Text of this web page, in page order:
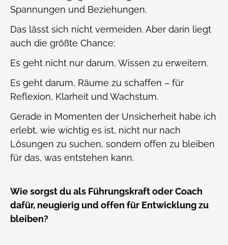
Spannungen und Beziehungen.
Das lässt sich nicht vermeiden. Aber darin liegt
auch die größte Chance:
Es geht nicht nur darum, Wissen zu erweitern.
Es geht darum, Räume zu schaffen – für
Reflexion, Klarheit und Wachstum.
Gerade in Momenten der Unsicherheit habe ich
erlebt, wie wichtig es ist, nicht nur nach
Lösungen zu suchen, sondern offen zu bleiben
für das, was entstehen kann.
Wie sorgst du als Führungskraft oder Coach
dafür, neugierig und offen für Entwicklung zu
bleiben?